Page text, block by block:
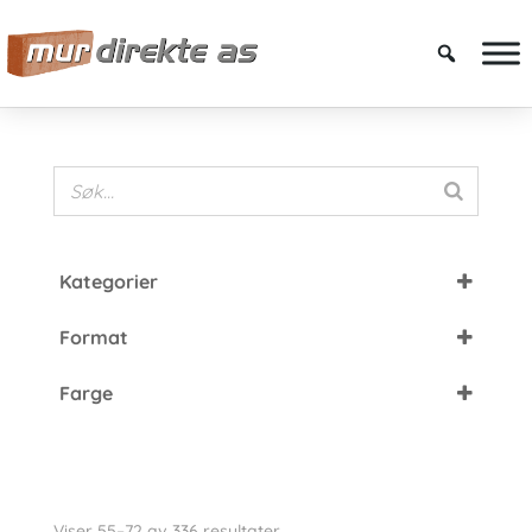
Kategorier
De Fries
Format
EF
Farge